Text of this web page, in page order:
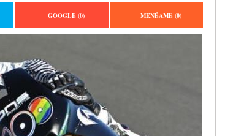
GOOGLE(0) MENÉAME(0)